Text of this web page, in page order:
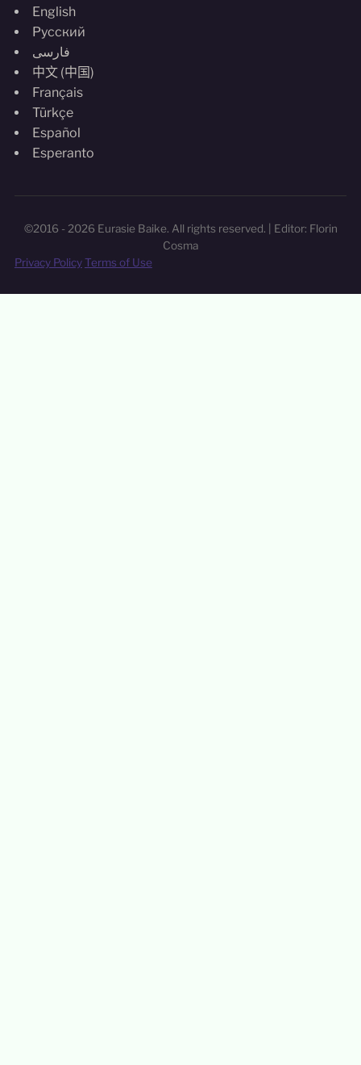
English
Русский
فارسی
中文 (中国)
Français
Türkçe
Español
Esperanto
©2016 - 2026 Eurasie Baike. All rights reserved. | Editor: Florin
Cosma
Privacy PolicyTerms of Use